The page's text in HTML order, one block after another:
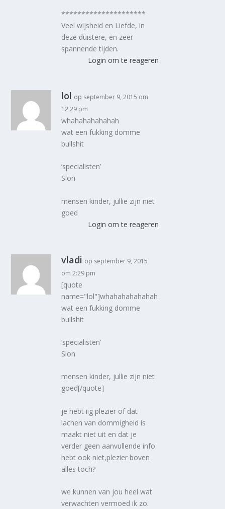
*********************
Veel wijsheid en Liefde, in
deze duistere, en zeer
spannende tijden.
Login om te reageren
lol op september 9, 2015 om
12:29 pm
whahahahahahah
wat een fukking domme
bullshit
‘specialisten’
Sion
mensen kinder, jullie zijn niet
goed
Login om te reageren
vladi op september 9, 2015
om 2:29 pm
[quote
name="lol"]whahahahahahah
wat een fukking domme
bullshit
‘specialisten’
Sion
mensen kinder, jullie zijn niet
goed[/quote]
je hebt iig plezier of dat
lachen van dommigheid is
maakt niet uit en dat je
verder geen aanvullende info
hebt ook niet,plezier boven
alles toch?
we kunnen van jou heel wat
verwachten vermoed ik zo.